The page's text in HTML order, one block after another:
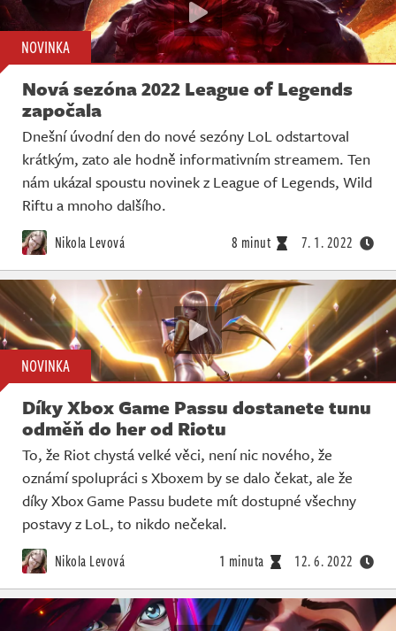
NOVINKA
Nová sezóna 2022 League of Legends
započala
Dnešní úvodní den do nové sezóny LoL odstartoval
krátkým, zato ale hodně informativním streamem. Ten
nám ukázal spoustu novinek z League of Legends, Wild
Riftu a mnoho dalšího.
Nikola Levová 8 minut 7. 1. 2022
NOVINKA
Díky Xbox Game Passu dostanete tunu
odměň do her od Riotu
To, že Riot chystá velké věci, není nic nového, že
oznámí spolupráci s Xboxem by se dalo čekat, ale že
díky Xbox Game Passu budete mít dostupné všechny
postavy z LoL, to nikdo nečekal.
Nikola Levová 1 minuta 12. 6. 2022